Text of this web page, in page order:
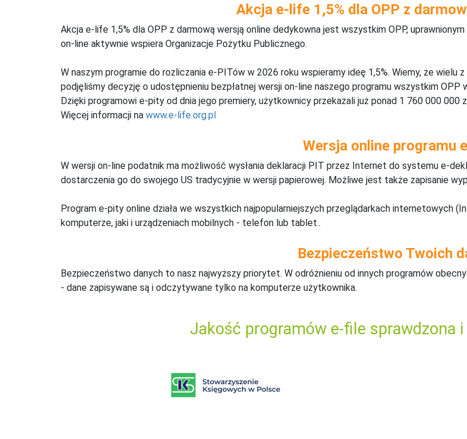
Akcja e-life 1,5% dla OPP z
Akcja e-life 1,5% dla OPP z darmową wersją online dedykowna jest wszystkim OPP,
on-line aktywnie wspiera Organizacje Pożytku Publicznego.
W naszym programie do rozliczania e-PITów w 2026 roku wspieramy ideę 1,5%. Wiemy, że
podjęliśmy decyzję o udostępnieniu bezpłatnej wersji on-line naszego programu wszystkim
Dzięki programowi e-pity od dnia jego premiery, użytkownicy przekazali już ponad 1 760 000 000
Więcej informacji na www.e-life.org.pl
Wersja online programu
W wersji on-line podatnik ma możliwość wysłania deklaracji PIT przez Internet do systemu e-
dostarczenia go do swojego US tradycyjnie w wersji papierowej. Możliwe jest także zapisanie
Program e-pity online działa we wszystkich najpopularniejszych przeglądarkach internetowych
komputerze, jaki i urządzeniach mobilnych - telefon lub tablet..
Bezpieczeństwo Twoich
Bezpieczeństwo danych to nasz najwyższy priorytet. W odróżnieniu od innych programów
- dane zapisywane są i odczytywane tylko na komputerze użytkownika.
Jakość programów e-file sprawdzona